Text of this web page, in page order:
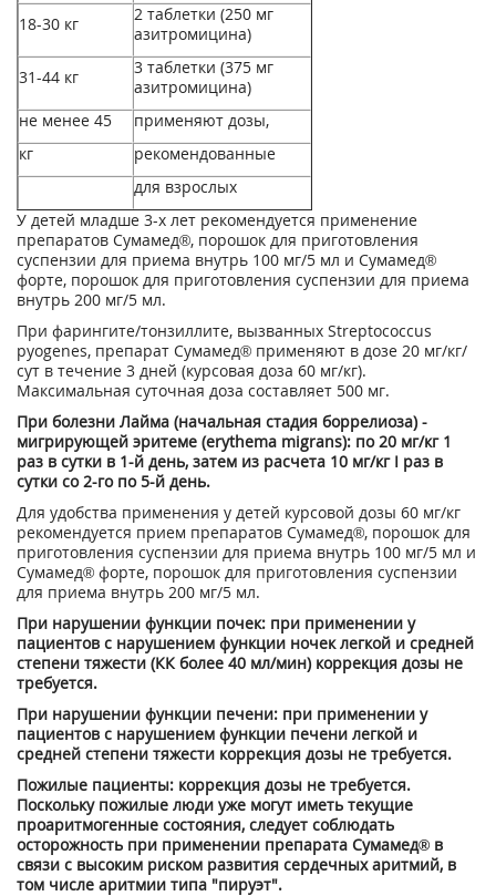
18-30 кг
2 таблетки (250 мг
азитромицина)
31-44 кг
3 таблетки (375 мг
азитромицина)
не менее 45
применяют дозы,
кг
рекомендованные
для взрослых
У детей младше 3-х лет рекомендуется применение
препаратов Сумамед®, порошок для приготовления
суспензии для приема внутрь 100 мг/5 мл и Сумамед®
форте, порошок для приготовления суспензии для приема
внутрь 200 мг/5 мл.
При фарингите/тонзиллите, вызванных Streptococcus
pyogenes, препарат Сумамед® применяют в дозе 20 мг/кг/
сут в течение 3 дней (курсовая доза 60 мг/кг).
Максимальная суточная доза составляет 500 мг.
При болезни Лайма (начальная стадия боррелиоза) -
мигрирующей эритеме (erythema migrans): по 20 мг/кг 1
раз в сутки в 1-й день, затем из расчета 10 мг/кг I раз в
сутки со 2-го по 5-й день.
Для удобства применения у детей курсовой дозы 60 мг/кг
рекомендуется прием препаратов Сумамед®, порошок для
приготовления суспензии для приема внутрь 100 мг/5 мл и
Сумамед® форте, порошок для приготовления суспензии
для приема внутрь 200 мг/5 мл.
При нарушении функции почек: при применении у
пациентов с нарушением функции ночек легкой и средней
степени тяжести (КК более 40 мл/мин) коррекция дозы не
требуется.
При нарушении функции печени: при применении у
пациентов с нарушением функции печени легкой и
средней степени тяжести коррекция дозы не требуется.
Пожилые пациенты: коррекция дозы не требуется.
Поскольку пожилые люди уже могут иметь текущие
проаритмогенные состояния, следует соблюдать
осторожность при применении препарата Сумамед® в
связи с высоким риском развития сердечных аритмий, в
том числе аритмии типа "пируэт".